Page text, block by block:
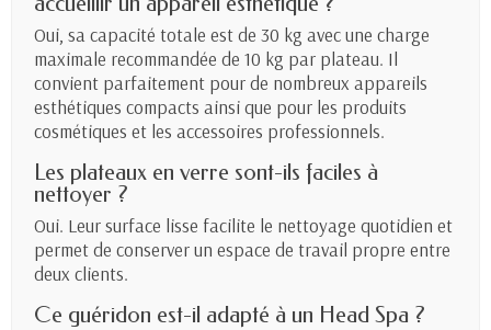
Oui, sa capacité totale est de 30 kg avec une charge
maximale recommandée de 10 kg par plateau. Il
convient parfaitement pour de nombreux appareils
esthétiques compacts ainsi que pour les produits
cosmétiques et les accessoires professionnels.
Les plateaux en verre sont-ils faciles à
nettoyer ?
Oui. Leur surface lisse facilite le nettoyage quotidien et
permet de conserver un espace de travail propre entre
deux clients.
Ce guéridon est-il adapté à un Head Spa ?